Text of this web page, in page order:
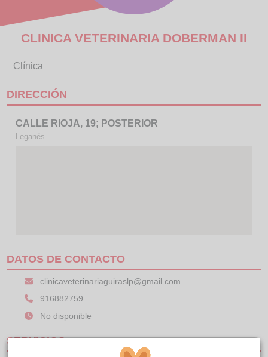
CLINICA VETERINARIA DOBERMAN II
Clínica
DIRECCIÓN
CALLE RIOJA, 19; POSTERIOR
Leganés
DATOS DE CONTACTO
clinicaveterinariaguiraslp@gmail.com
916882759
No disponible
SERVICIOS